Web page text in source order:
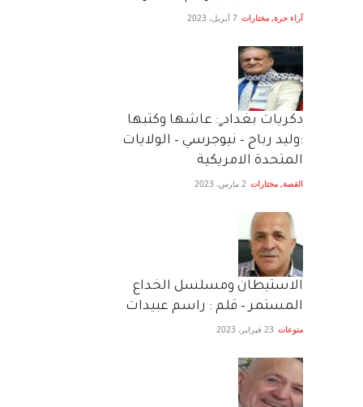
آراء حرة, مختارات 7 أبريل، 2023
دكريات بغداد ٍ: عاشها وكتبها
:وليد رباح – نيوجرسي – الولايات
المتحدة الامريكية
القصة, مختارات 2 مارس، 2023
الاستيطان ومسلسل الخداع
المستمر – قلم : راسم عبيدات
منوعات 23 فبراير، 2023